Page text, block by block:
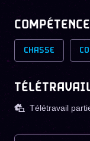
CHASSE
Télétravail